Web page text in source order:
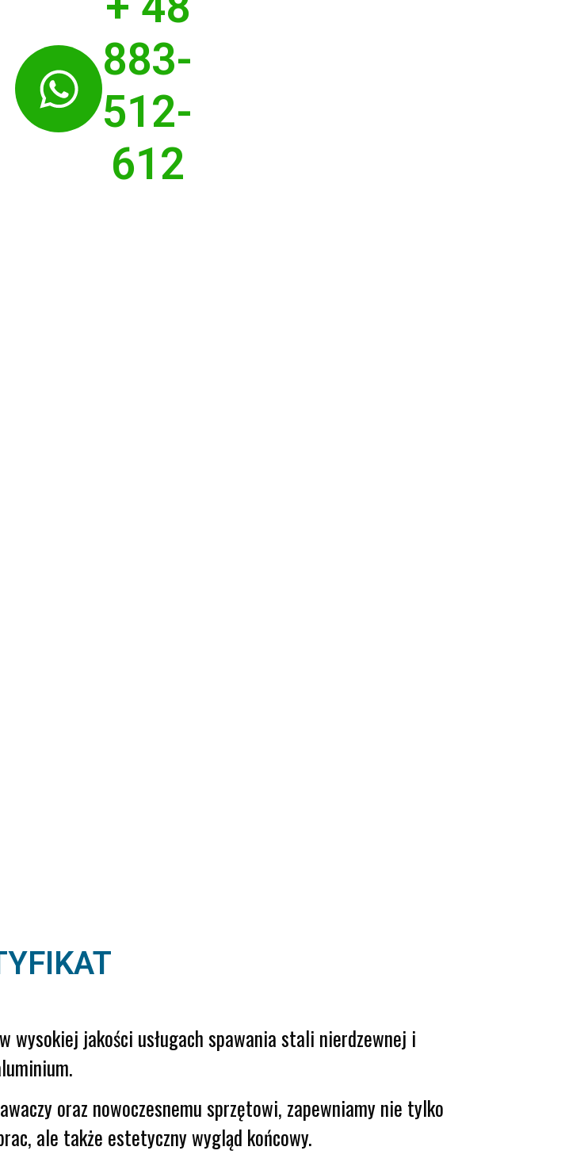
883-
512-
612
wysokiej jakości usługach spawania stali nierdzewnej i
oraz nowoczesnemu sprzętowi, zapewniamy nie tylko
ale także estetyczny wygląd końcowy.